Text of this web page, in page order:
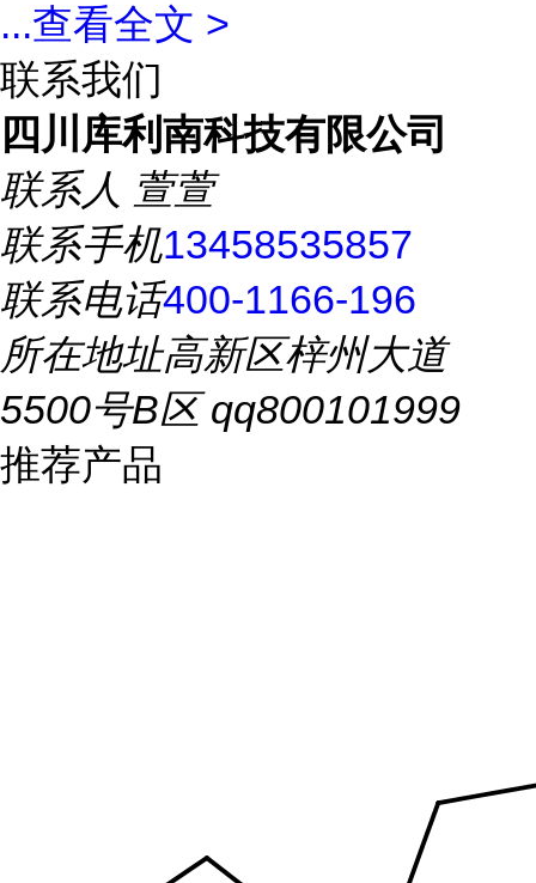
...查看全文 >
联系我们
四川库利南科技有限公司
联系人 萱萱
联系手机13458535857
联系电话400-1166-196
所在地址高新区梓州大道
5500号B区 qq800101999
推荐产品